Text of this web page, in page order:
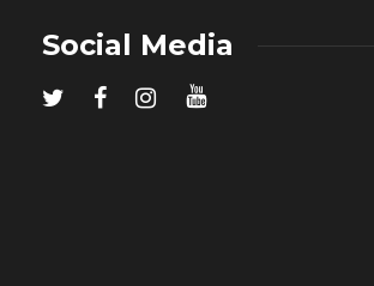
Social Media